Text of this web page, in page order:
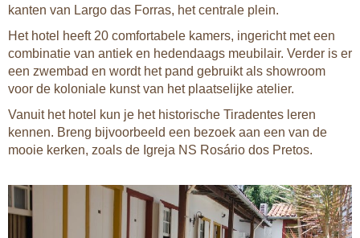
kanten van Largo das Forras, het centrale plein.
Het hotel heeft 20 comfortabele kamers, ingericht met een
combinatie van antiek en hedendaags meubilair. Verder is er
een zwembad en wordt het pand gebruikt als showroom
voor de koloniale kunst van het plaatselijke atelier.
Vanuit het hotel kun je het historische Tiradentes leren
kennen. Breng bijvoorbeeld een bezoek aan een van de
mooie kerken, zoals de Igreja NS Rosário dos Pretos.